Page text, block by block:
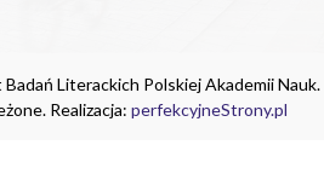
Literackich Polskiej Akademii Nauk.
Realizacja: perfekcyjneStrony.pl